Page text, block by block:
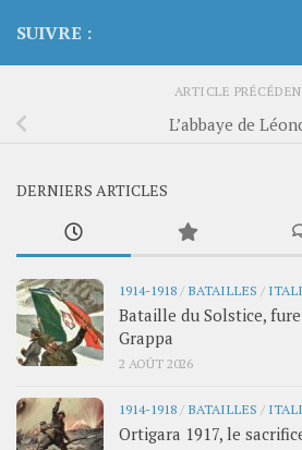
SUIVRE :
ARTICLE
L’abbaye de
DERNIERS ARTICLES
1914-1918/ BATAILLES /
Bataille du Solstice,
Grappa
2 AOÛT 2026
1914-1918/ BATAILLES /
Ortigara 1917, le